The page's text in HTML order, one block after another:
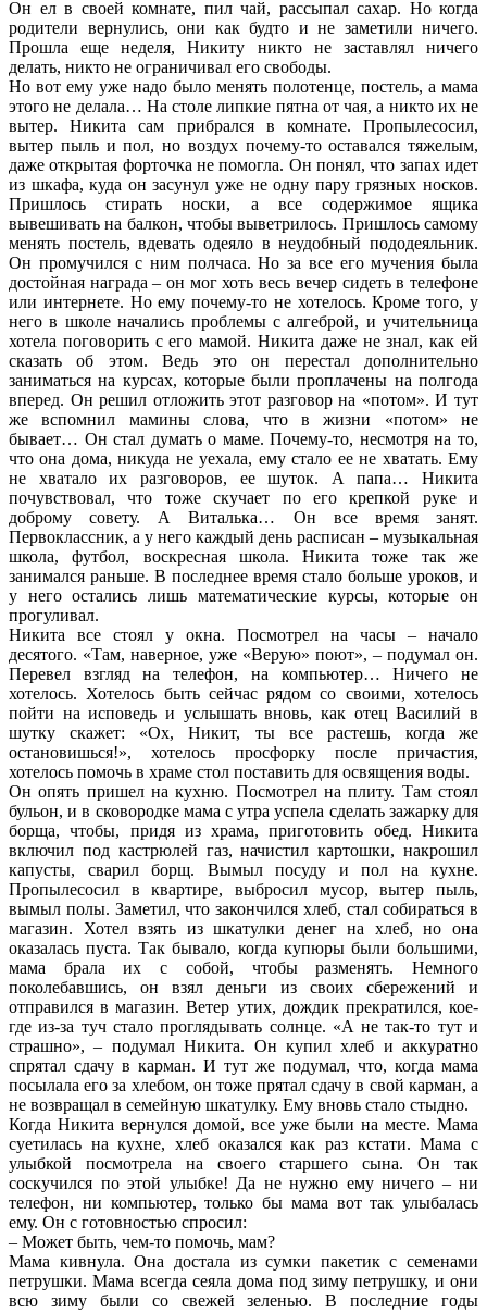
Он ел в своей комнате, пил чай, рассыпал сахар. Но когда
родители вернулись, они как будто и не заметили ничего.
Прошла еще неделя, Никиту никто не заставлял ничего
делать, никто не ограничивал его свободы.
Но вот ему уже надо было менять полотенце, постель, а мама
этого не делала… На столе липкие пятна от чая, а никто их не
вытер. Никита сам прибрался в комнате. Пропылесосил,
вытер пыль и пол, но воздух почему-то оставался тяжелым,
даже открытая форточка не помогла. Он понял, что запах идет
из шкафа, куда он засунул уже не одну пару грязных носков.
Пришлось стирать носки, а все содержимое ящика
вывешивать на балкон, чтобы выветрилось. Пришлось самому
менять постель, вдевать одеяло в неудобный пододеяльник.
Он промучился с ним полчаса. Но за все его мучения была
достойная награда – он мог хоть весь вечер сидеть в телефоне
или интернете. Но ему почему-то не хотелось. Кроме того, у
него в школе начались проблемы с алгеброй, и учительница
хотела поговорить с его мамой. Никита даже не знал, как ей
сказать об этом. Ведь это он перестал дополнительно
заниматься на курсах, которые были проплачены на полгода
вперед. Он решил отложить этот разговор на «потом». И тут
же вспомнил мамины слова, что в жизни «потом» не
бывает… Он стал думать о маме. Почему-то, несмотря на то,
что она дома, никуда не уехала, ему стало ее не хватать. Ему
не хватало их разговоров, ее шуток. А папа… Никита
почувствовал, что тоже скучает по его крепкой руке и
доброму совету. А Виталька… Он все время занят.
Первоклассник, а у него каждый день расписан – музыкальная
школа, футбол, воскресная школа. Никита тоже так же
занимался раньше. В последнее время стало больше уроков, и
у него остались лишь математические курсы, которые он
прогуливал.
Никита все стоял у окна. Посмотрел на часы – начало
десятого. «Там, наверное, уже «Верую» поют», – подумал он.
Перевел взгляд на телефон, на компьютер… Ничего не
хотелось. Хотелось быть сейчас рядом со своими, хотелось
пойти на исповедь и услышать вновь, как отец Василий в
шутку скажет: «Ох, Никит, ты все растешь, когда же
остановишься!», хотелось просфорку после причастия,
хотелось помочь в храме стол поставить для освящения воды.
Он опять пришел на кухню. Посмотрел на плиту. Там стоял
бульон, и в сковородке мама с утра успела сделать зажарку для
борща, чтобы, придя из храма, приготовить обед. Никита
включил под кастрюлей газ, начистил картошки, накрошил
капусты, сварил борщ. Вымыл посуду и пол на кухне.
Пропылесосил в квартире, выбросил мусор, вытер пыль,
вымыл полы. Заметил, что закончился хлеб, стал собираться в
магазин. Хотел взять из шкатулки денег на хлеб, но она
оказалась пуста. Так бывало, когда купюры были большими,
мама брала их с собой, чтобы разменять. Немного
поколебавшись, он взял деньги из своих сбережений и
отправился в магазин. Ветер утих, дождик прекратился, кое-
где из-за туч стало проглядывать солнце. «А не так-то тут и
страшно», – подумал Никита. Он купил хлеб и аккуратно
спрятал сдачу в карман. И тут же подумал, что, когда мама
посылала его за хлебом, он тоже прятал сдачу в свой карман, а
не возвращал в семейную шкатулку. Ему вновь стало стыдно.
Когда Никита вернулся домой, все уже были на месте. Мама
суетилась на кухне, хлеб оказался как раз кстати. Мама с
улыбкой посмотрела на своего старшего сына. Он так
соскучился по этой улыбке! Да не нужно ему ничего – ни
телефон, ни компьютер, только бы мама вот так улыбалась
ему. Он с готовностью спросил:
– Может быть, чем-то помочь, мам?
Мама кивнула. Она достала из сумки пакетик с семенами
петрушки. Мама всегда сеяла дома под зиму петрушку, и они
всю зиму были со свежей зеленью. В последние годы